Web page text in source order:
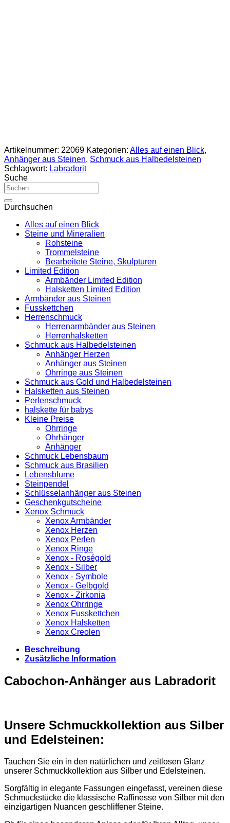
Artikelnummer: 22069 Kategorien: Alles auf einen Blick,
Anhänger aus Steinen, Schmuck aus Halbedelsteinen
Schlagwort: Labradorit
Suche
Suche
nach:
Durchsuchen
Alles auf einen Blick
Steine und Mineralien
Rohsteine
Trommelsteine
Bearbeitete Steine, Skulpturen
Limited Edition
Armbänder Limited Edition
Halsketten Limited Edition
Armbänder aus Steinen
Fusskettchen
Herrenschmuck
Herrenarmbänder aus Steinen
Herrenhalsketten
Schmuck aus Halbedelsteinen
Anhänger Herzen
Anhänger aus Steinen
Ohrringe aus Steinen
Schmuck aus Gold und Halbedelsteinen
Halsketten aus Steinen
Perlenschmuck
halskette für babys
Kleine Preise
Ohrringe
Ohrhänger
Anhänger
Schmuck Lebensbaum
Schmuck aus Brasilien
Lebensblume
Steinpendel
Schlüsselanhänger aus Steinen
Geschenkgutscheine
Xenox Schmuck
Xenox Armbänder
Xenox Herzen
Xenox Perlen
Xenox Ringe
Xenox - Roségold
Xenox - Silber
Xenox - Symbole
Xenox - Gelbgold
Xenox - Zirkonia
Xenox Ohrringe
Xenox Fusskettchen
Xenox Halsketten
Xenox Creolen
Beschreibung
Zusätzliche Information
Cabochon-Anhänger aus Labradorit
Unsere Schmuckkollektion aus Silber
und Edelsteinen:
Tauchen Sie ein in den natürlichen und zeitlosen Glanz
unserer Schmuckkollektion aus Silber und Edelsteinen.
Sorgfältig in elegante Fassungen eingefasst, vereinen diese
Schmuckstücke die klassische Raffinesse von Silber mit den
einzigartigen Nuancen geschliffener Steine.